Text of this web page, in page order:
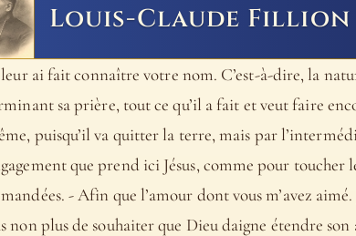
Louis-Claude Fillion
leur ai fait connaître votre nom. C’est-à-dire, la
sa prière, tout ce qu’il a fait et veut faire
puisqu’il va quitter la terre, mais par
que prend ici Jésus, comme pour
- Afin que l’amour dont vous m’avez
non plus de souhaiter que Dieu daigne étendre